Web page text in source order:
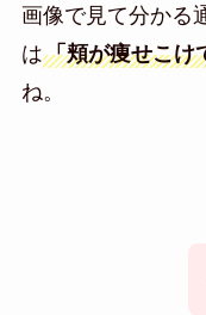
画像で見て分かる
は「頬が痩せこけ
ね。